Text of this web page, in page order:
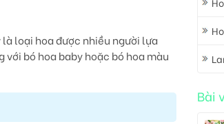
Bài
loại hoa được nhiều người lựa
với bó hoa baby hoặc bó hoa màu